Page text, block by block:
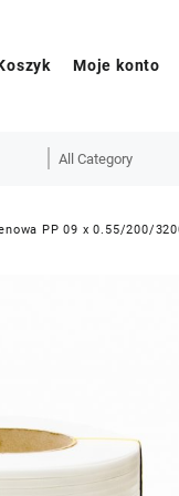
Moje konto
PP 09 x 0.55/200/